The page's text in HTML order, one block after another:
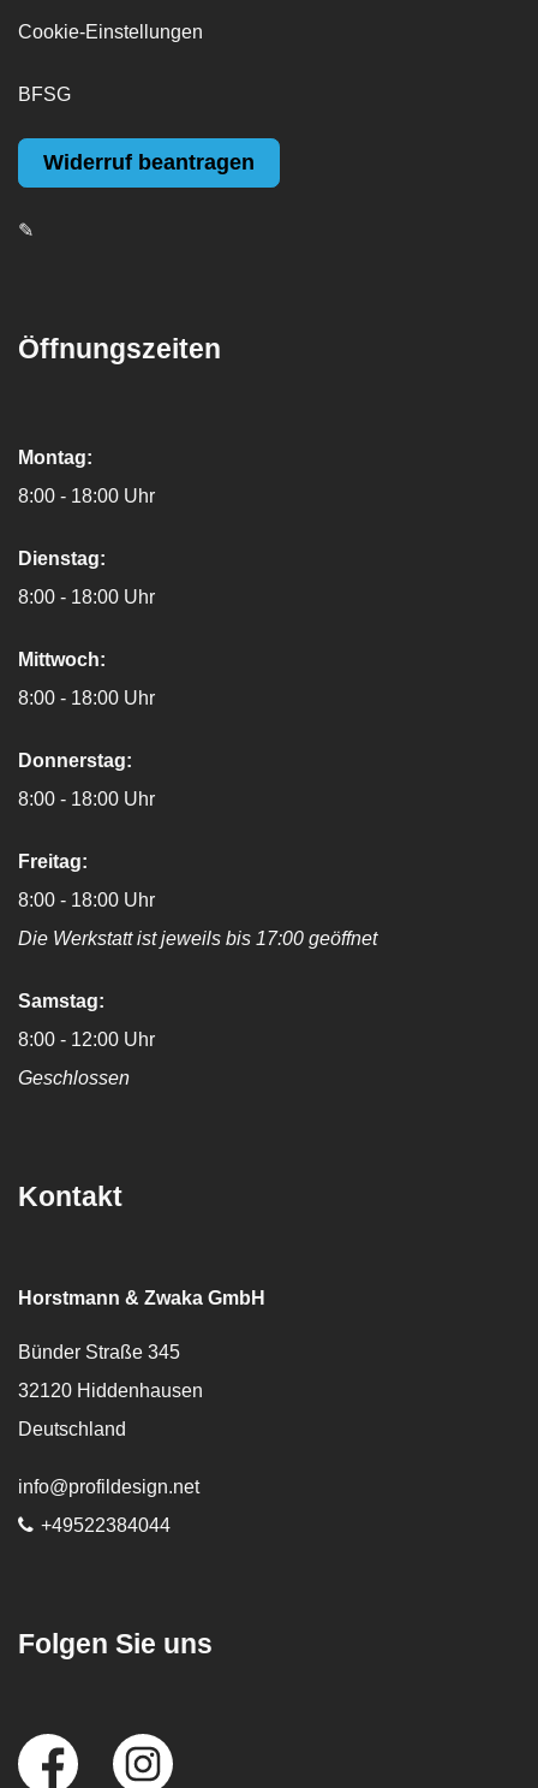
Cookie-Einstellungen
BFSG
Widerruf beantragen
✎
Öffnungszeiten
Montag:
8:00 - 18:00 Uhr
Dienstag:
8:00 - 18:00 Uhr
Mittwoch:
8:00 - 18:00 Uhr
Donnerstag:
8:00 - 18:00 Uhr
Freitag:
8:00 - 18:00 Uhr
Die Werkstatt ist jeweils bis 17:00 geöffnet
Samstag:
8:00 - 12:00 Uhr
Geschlossen
Kontakt
Horstmann & Zwaka GmbH
Bünder Straße 345
32120 Hiddenhausen
Deutschland
E-Mail:
info@profildesign.net
Telefon:
+49522384044
Folgen Sie uns
Social